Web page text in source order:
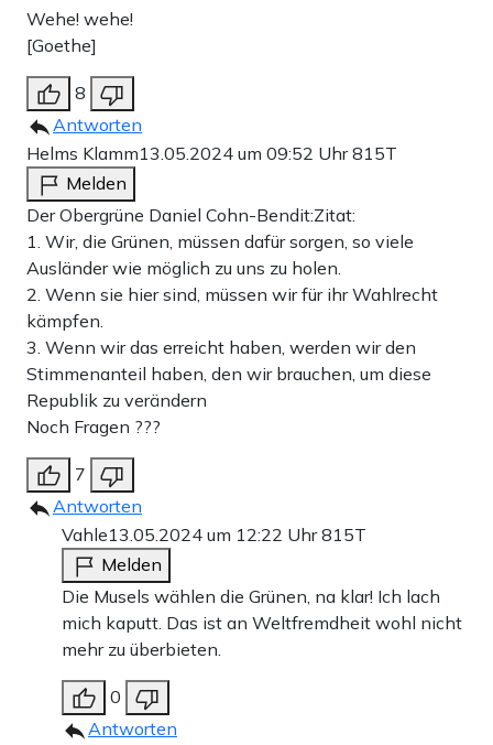
Wehe! wehe!
[Goethe]
8
Antworten
Helms Klamm13.05.2024 um 09:52 Uhr815T
Melden
Der Obergrüne Daniel Cohn-Bendit:Zitat:
1. Wir, die Grünen, müssen dafür sorgen, so viele
Ausländer wie möglich zu uns zu holen.
2. Wenn sie hier sind, müssen wir für ihr Wahlrecht
kämpfen.
3. Wenn wir das erreicht haben, werden wir den
Stimmenanteil haben, den wir brauchen, um diese
Republik zu verändern
Noch Fragen ???
7
Antworten
Vahle13.05.2024 um 12:22 Uhr815T
Melden
Die Musels wählen die Grünen, na klar! Ich lach
mich kaputt. Das ist an Weltfremdheit wohl nicht
mehr zu überbieten.
0
Antworten